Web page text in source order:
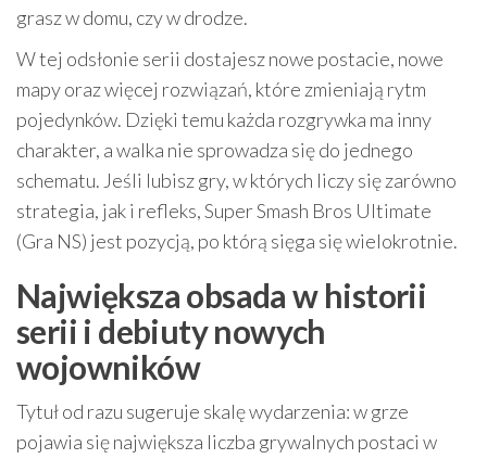
grasz w domu, czy w drodze.
W tej odsłonie serii dostajesz nowe postacie, nowe
mapy oraz więcej rozwiązań, które zmieniają rytm
pojedynków. Dzięki temu każda rozgrywka ma inny
charakter, a walka nie sprowadza się do jednego
schematu. Jeśli lubisz gry, w których liczy się zarówno
strategia, jak i refleks, Super Smash Bros Ultimate
(Gra NS) jest pozycją, po którą sięga się wielokrotnie.
Największa obsada w historii
serii i debiuty nowych
wojowników
Tytuł od razu sugeruje skalę wydarzenia: w grze
pojawia się największa liczba grywalnych postaci w